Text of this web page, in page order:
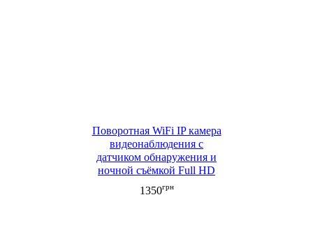
Поворотная WiFi IP камера
видеонаблюдения c
датчиком обнаружения и
ночной съёмкой Full HD
1350грн